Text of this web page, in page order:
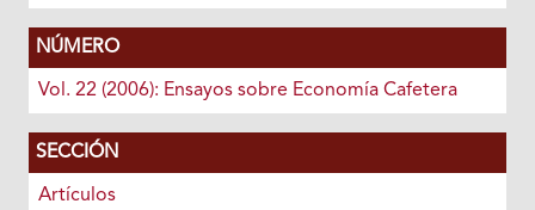
NÚMERO
Vol. 22 (2006): Ensayos sobre Economía Cafetera
SECCIÓN
Artículos